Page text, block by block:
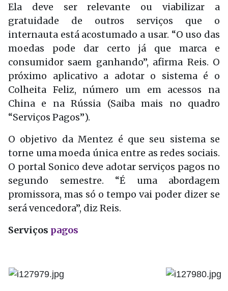
Ela deve ser relevante ou viabilizar a
gratuidade de outros serviços que o
internauta está acostumado a usar. “O uso das
moedas pode dar certo já que marca e
consumidor saem ganhando”, afirma Reis. O
próximo aplicativo a adotar o sistema é o
Colheita Feliz, número um em acessos na
China e na Rússia (Saiba mais no quadro
“Serviços Pagos”).
O objetivo da Mentez é que seu sistema se
torne uma moeda única entre as redes sociais.
O portal Sonico deve adotar serviços pagos no
segundo semestre. “É uma abordagem
promissora, mas só o tempo vai poder dizer se
será vencedora”, diz Reis.
Serviços pagos